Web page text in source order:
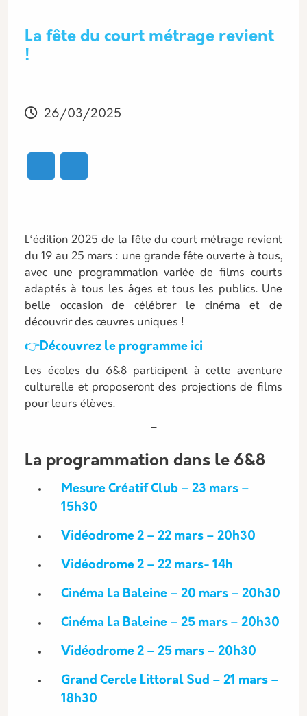
La fête du court métrage revient
!
Modifié
26/03/2025
L‘édition 2025 de la fête du court métrage revient
du 19 au 25 mars : une grande fête ouverte à tous,
avec une programmation variée de films courts
adaptés à tous les âges et tous les publics. Une
belle occasion de célébrer le cinéma et de
découvrir des œuvres uniques !
👉Découvrez le programme ici
Les écoles du 6&8 participent à cette aventure
culturelle et proposeront des projections de films
pour leurs élèves.
–
La programmation dans le 6&8
Mesure Créatif Club – 23 mars –
15h30
Vidéodrome 2 – 22 mars – 20h30
Vidéodrome 2 – 22 mars- 14h
Cinéma La Baleine – 20 mars – 20h30
Cinéma La Baleine – 25 mars – 20h30
Vidéodrome 2 – 25 mars – 20h30
Grand Cercle Littoral Sud – 21 mars –
18h30